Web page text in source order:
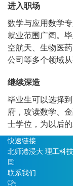
进入职场
数学与应用数学
就业范围广阔。
空航天、生物医
公司等多个领域
继续深造
毕业生可以选择
府，攻读数学、
士学位，为以后
快速链接
北师港浸大 理工科
联系我们